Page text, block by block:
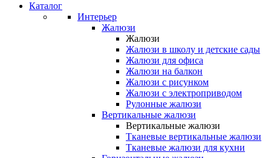
Каталог
Интерьер
Жалюзи
Жалюзи
Жалюзи в школу и детские сады
Жалюзи для офиса
Жалюзи на балкон
Жалюзи с рисунком
Жалюзи с электроприводом
Рулонные жалюзи
Вертикальные жалюзи
Вертикальные жалюзи
Тканевые вертикальные жалюзи
Тканевые жалюзи для кухни